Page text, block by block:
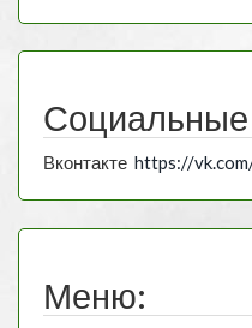
Социальные
Вконтакте https://
Меню: